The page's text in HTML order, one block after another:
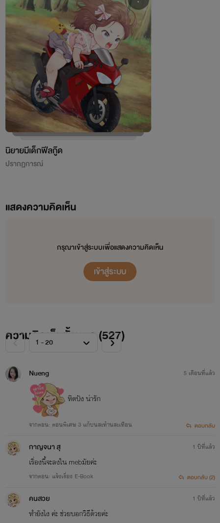
นิยายมีเด็กฟีลกู๊ด
ปรากฏการณ์
แสดงความคิดเห็น
กรุณาเข้าสู่ระบบเพื่อแสดงความคิดเห็น
เข้าสู่ระบบ
ความคิดเห็นทั้งหมด (527)
Nueng
ทิดปัง น่ารัก
จากตอน: ตอนพิเศษ 3 แก้บนสะท้านสะเทือน
5 เดือนที่แล้ว
ตอบกลับ
กาญจนา สุ
เรื่องนี้จะลงใน mebมัยค่ะ
จากตอน: แจ้งเรื่อง E-Book
1 ปีที่แล้ว
ตอบกลับ (2)
คนสวย
ทำยังไง ค่ะ ช่วยบอกวิธีด้วยค่ะ
1 ปีที่แล้ว